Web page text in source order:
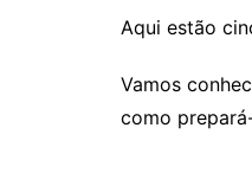
Aqui estão
Vamos
como